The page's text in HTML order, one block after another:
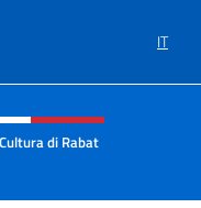
IT
e menù
di Rabat